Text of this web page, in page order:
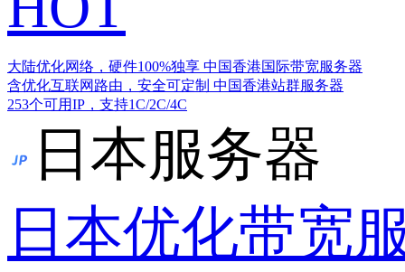
大陆优化网络，硬件100%独享 中国香港国际带宽服务器
含优化互联网路由，安全可定制 中国香港站群服务器
253个可用IP，支持1C/2C/4C
日本服务器
日本优化带宽